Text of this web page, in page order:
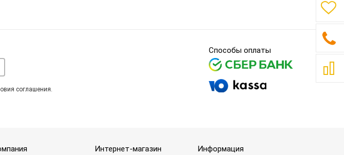
соглашения.
Способы оплаты
Интернет-магазин Информация